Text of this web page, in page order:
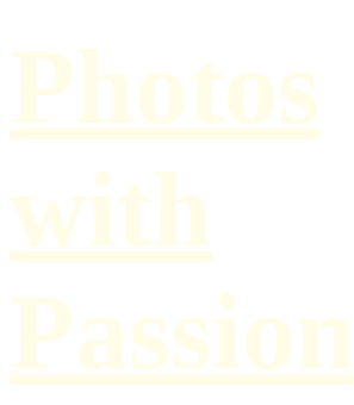
Photos
with
Passion